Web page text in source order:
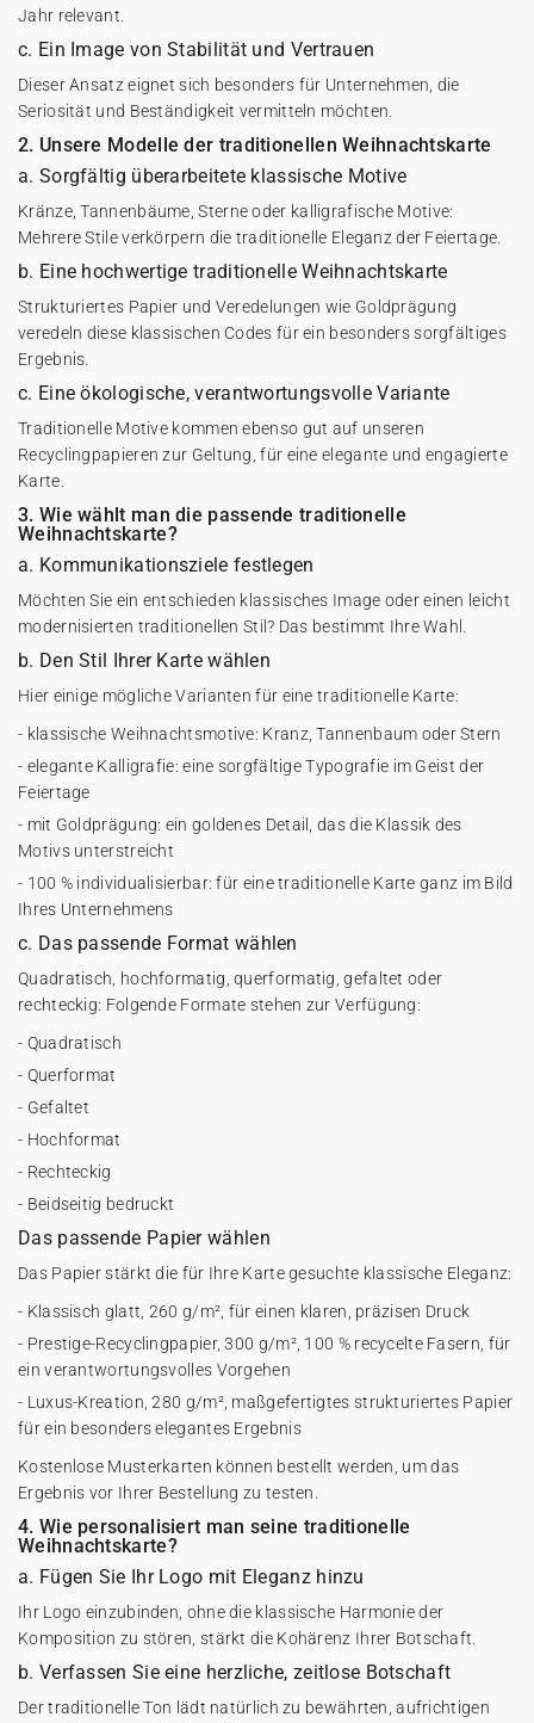
Jahr relevant.
c. Ein Image von Stabilität und Vertrauen
Dieser Ansatz eignet sich besonders für Unternehmen, die
Seriosität und Beständigkeit vermitteln möchten.
2. Unsere Modelle der traditionellen Weihnachtskarte
a. Sorgfältig überarbeitete klassische Motive
Kränze, Tannenbäume, Sterne oder kalligrafische Motive:
Mehrere Stile verkörpern die traditionelle Eleganz der Feiertage.
b. Eine hochwertige traditionelle Weihnachtskarte
Strukturiertes Papier und Veredelungen wie Goldprägung
veredeln diese klassischen Codes für ein besonders sorgfältiges
Ergebnis.
c. Eine ökologische, verantwortungsvolle Variante
Traditionelle Motive kommen ebenso gut auf unseren
Recyclingpapieren zur Geltung, für eine elegante und engagierte
Karte.
3. Wie wählt man die passende traditionelle
Weihnachtskarte?
a. Kommunikationsziele festlegen
Möchten Sie ein entschieden klassisches Image oder einen leicht
modernisierten traditionellen Stil? Das bestimmt Ihre Wahl.
b. Den Stil Ihrer Karte wählen
Hier einige mögliche Varianten für eine traditionelle Karte:
- klassische Weihnachtsmotive: Kranz, Tannenbaum oder Stern
- elegante Kalligrafie: eine sorgfältige Typografie im Geist der
Feiertage
- mit Goldprägung: ein goldenes Detail, das die Klassik des
Motivs unterstreicht
- 100 % individualisierbar: für eine traditionelle Karte ganz im Bild
Ihres Unternehmens
c. Das passende Format wählen
Quadratisch, hochformatig, querformatig, gefaltet oder
rechteckig: Folgende Formate stehen zur Verfügung:
- Quadratisch
- Querformat
- Gefaltet
- Hochformat
- Rechteckig
- Beidseitig bedruckt
Das passende Papier wählen
Das Papier stärkt die für Ihre Karte gesuchte klassische Eleganz:
- Klassisch glatt, 260 g/m², für einen klaren, präzisen Druck
- Prestige-Recyclingpapier, 300 g/m², 100 % recycelte Fasern, für
ein verantwortungsvolles Vorgehen
- Luxus-Kreation, 280 g/m², maßgefertigtes strukturiertes Papier
für ein besonders elegantes Ergebnis
Kostenlose Musterkarten können bestellt werden, um das
Ergebnis vor Ihrer Bestellung zu testen.
4. Wie personalisiert man seine traditionelle
Weihnachtskarte?
a. Fügen Sie Ihr Logo mit Eleganz hinzu
Ihr Logo einzubinden, ohne die klassische Harmonie der
Komposition zu stören, stärkt die Kohärenz Ihrer Botschaft.
b. Verfassen Sie eine herzliche, zeitlose Botschaft
Der traditionelle Ton lädt natürlich zu bewährten, aufrichtigen